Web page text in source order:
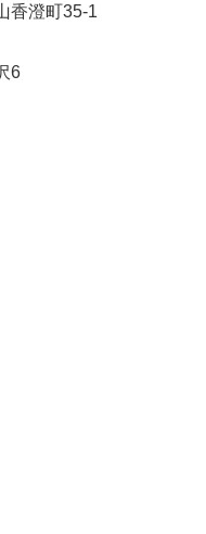
香澄町35-1
6